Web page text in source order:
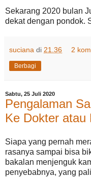
Sekarang 2020 bulan
dekat dengan pondok.
suciana di 21.36 2
Berbagi
Sabtu, 25 Juli 2020
Pengalaman
Ke Dokter atau
Siapa yang pernah
rasanya sampai bisa
bakalan menjenguk
penyebabnya, yang